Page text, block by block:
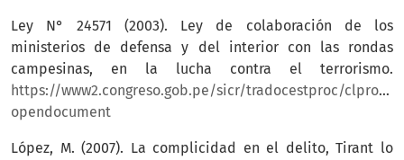
Ley N° 24571 (2003). Ley de colaboración de los
ministerios de defensa y del interior con las rondas
campesinas, en la lucha contra el terrorismo.
https://www2.congreso.gob.pe/sicr/tradocestproc/
opendocument
López, M. (2007). La complicidad en el delito, Tirant lo